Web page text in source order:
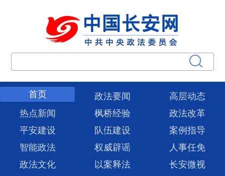
首页 政法要闻
高层动态
热点新闻
枫桥经验
政法改革
平安建设
队伍建设
案例指导
智能政法
权威辟谣
人事任免
政法文化
以案释法
长安微视